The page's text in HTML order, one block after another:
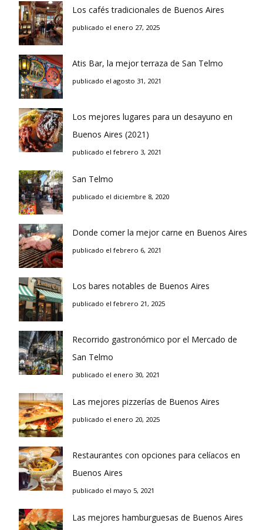
Los cafés tradicionales de Buenos Aires
publicado el enero 27, 2025
Atis Bar, la mejor terraza de San Telmo
publicado el agosto 31, 2021
Los mejores lugares para un desayuno en
Buenos Aires (2021)
publicado el febrero 3, 2021
San Telmo
publicado el diciembre 8, 2020
Donde comer la mejor carne en Buenos Aires
publicado el febrero 6, 2021
Los bares notables de Buenos Aires
publicado el febrero 21, 2025
Recorrido gastronómico por el Mercado de
San Telmo
publicado el enero 30, 2021
Las mejores pizzerías de Buenos Aires
publicado el enero 20, 2025
Restaurantes con opciones para celíacos en
Buenos Aires
publicado el mayo 5, 2021
Las mejores hamburguesas de Buenos Aires